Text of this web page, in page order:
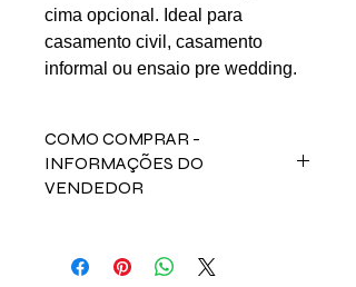
cima opcional. Ideal para
casamento civil, casamento
informal ou ensaio pre wedding.
COMO COMPRAR -
INFORMAÇÕES DO
VENDEDOR
fale direto com a vendedora Vitória
Paudarco Gibeli no contato abaixo: